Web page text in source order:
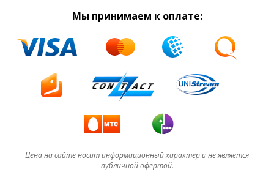
Мы принимаем к оплате:
Цена на сайте носит информационный характер и не является
публичной офертой.